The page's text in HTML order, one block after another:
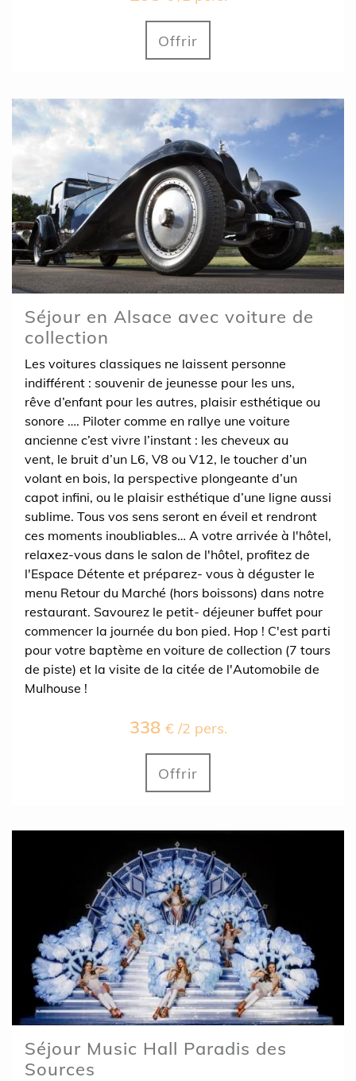
Offrir
Séjour en Alsace avec voiture de
collection
Les voitures classiques ne laissent personne
indifférent : souvenir de jeunesse pour les uns,
rêve d’enfant pour les autres, plaisir esthétique ou
sonore …. Piloter comme en rallye une voiture
ancienne c’est vivre l’instant : les cheveux au
vent, le bruit d’un L6, V8 ou V12, le toucher d’un
volant en bois, la perspective plongeante d’un
capot infini, ou le plaisir esthétique d’une ligne aussi
sublime. Tous vos sens seront en éveil et rendront
ces moments inoubliables… A votre arrivée à l'hôtel,
relaxez-vous dans le salon de l'hôtel, profitez de
l'Espace Détente et préparez- vous à déguster le
menu Retour du Marché (hors boissons) dans notre
restaurant. Savourez le petit- déjeuner buffet pour
commencer la journée du bon pied. Hop ! C'est parti
pour votre baptème en voiture de collection (7 tours
de piste) et la visite de la citée de l'Automobile de
Mulhouse !
338 € /2 pers.
Offrir
Séjour Music Hall Paradis des
Sources